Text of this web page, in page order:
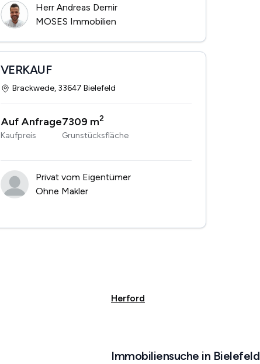
Herr Andreas Demir
MOSES Immobilien
VERKAUF
Brackwede, 33647 Bielefeld
Auf Anfrage
Kaufpreis
7309 m2
Grunstücksfläche
Privat vom Eigentümer
Ohne Makler
Herford
Immobiliensuche in Bielefeld